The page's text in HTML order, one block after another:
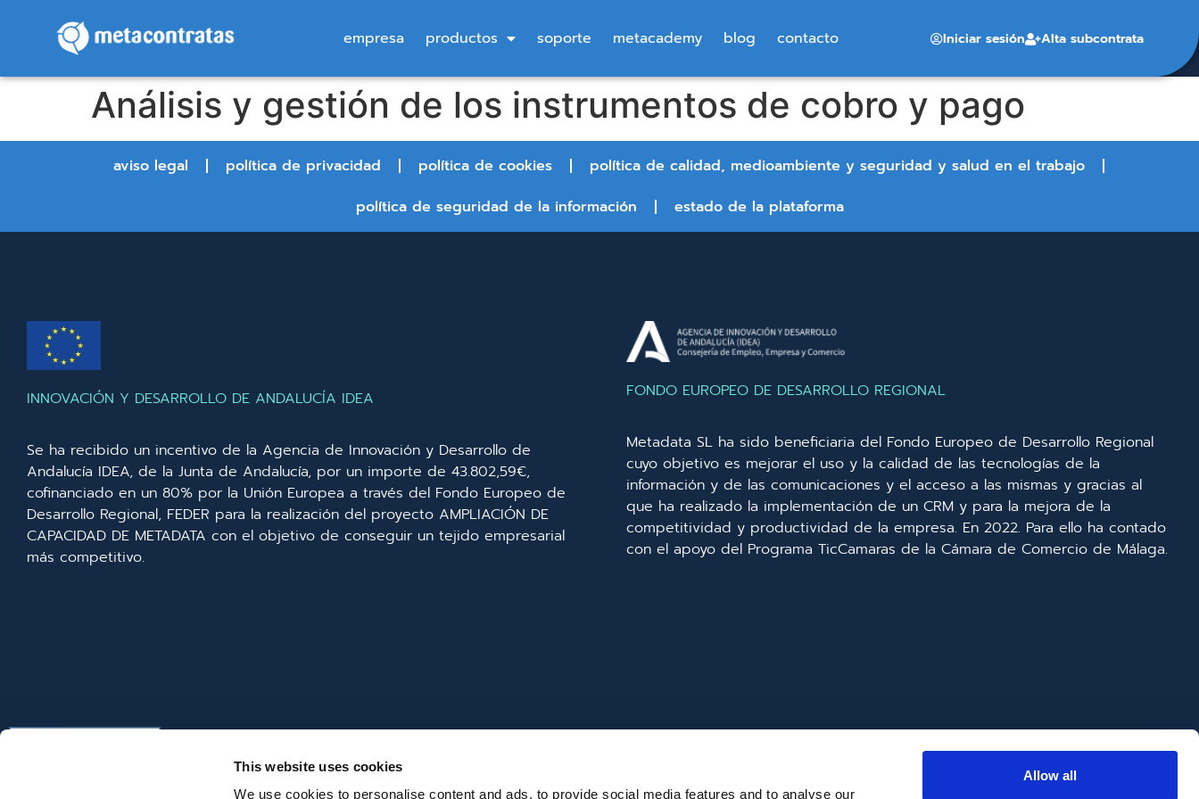
This website uses cookies
We use cookies to personalise content and ads, to provide social media features and to analyse our
Allow all
empresa productos soporte metacademy blog contacto Iniciar sesión Alta subcontrata
Análisis y gestión de los instrumentos de cobro y pago
aviso legal política de privacidad política de cookies
política de calidad, medioambiente y seguridad y salud en el trabajo
política de seguridad de la información
estado de la plataforma
INNOVACIÓN Y DESARROLLO DE ANDALUCÍA IDEA
Se ha recibido un incentivo de la Agencia de Innovación y Desarrollo de
Andalucía IDEA, de la Junta de Andalucía, por un importe de 43.802,59€,
cofinanciado en un 80% por la Unión Europea a través del Fondo Europeo de
Desarrollo Regional, FEDER para la realización del proyecto AMPLIACIÓN DE
CAPACIDAD DE METADATA con el objetivo de conseguir un tejido empresarial
más competitivo.
FONDO EUROPEO DE DESARROLLO REGIONAL
Metadata SL ha sido beneficiaria del Fondo Europeo de Desarrollo Regional
cuyo objetivo es mejorar el uso y la calidad de las tecnologías de la
información y de las comunicaciones y el acceso a las mismas y gracias al
que ha realizado la implementación de un CRM y para la mejora de la
competitividad y productividad de la empresa. En 2022. Para ello ha contado
con el apoyo del Programa TicCamaras de la Cámara de Comercio de Málaga.